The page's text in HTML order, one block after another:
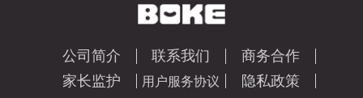
公司简介 联系我们
商务合作
家长监护
用户服务协议 隐私政策